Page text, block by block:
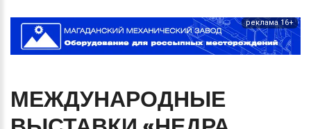
реклама 16+
МЕЖДУНАРОДНЫЕ